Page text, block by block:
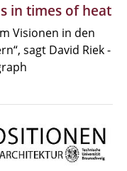
in times of heat
Visionen in den
sagt David Riek -